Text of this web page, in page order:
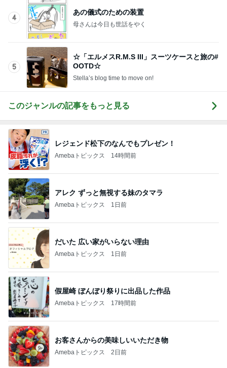
4
あの儀式のための装置
母さんは今日も世話をやく
5
☆「エルメスR.M.S III」スーツケースと旅の#
OOTD☆
Stella’s blog time to move on!
このジャンルの記事をもっと見る
レジェンド松下のなんでもプレゼン！
Amebaトピックス 14時間前
アレク ずっと無視する妹のタマラ
Amebaトピックス 1日前
だいた 広い家がいらない理由
Amebaトピックス 1日前
假屋崎 ぼんぼり祭りに出品した作品
Amebaトピックス 17時間前
お客さんからの美味しいいただき物
Amebaトピックス 2日前